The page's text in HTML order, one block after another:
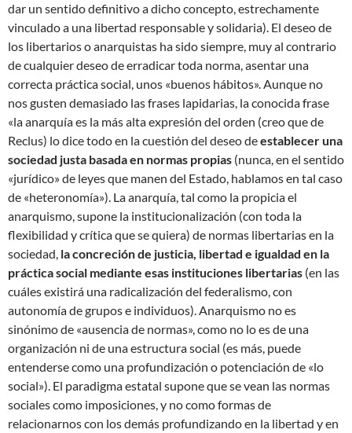
dar un sentido definitivo a dicho concepto, estrechamente
vinculado a una libertad responsable y solidaria). El deseo de
los libertarios o anarquistas ha sido siempre, muy al contrario
de cualquier deseo de erradicar toda norma, asentar una
correcta práctica social, unos «buenos hábitos». Aunque no
nos gusten demasiado las frases lapidarias, la conocida frase
«la anarquía es la más alta expresión del orden (creo que de
Reclus) lo dice todo en la cuestión del deseo deestablecer una
sociedad justa basada en normas propias (nunca, en el sentido
«jurídico» de leyes que manen del Estado, hablamos en tal caso
de «heteronomía»). La anarquía, tal como la propicia el
anarquismo, supone la institucionalización (con toda la
flexibilidad y crítica que se quiera) de normas libertarias en la
sociedad, la concreción de justicia, libertad e igualdad en la
práctica social mediante esas instituciones libertarias (en las
cuáles existirá una radicalización del federalismo, con
autonomía de grupos e individuos). Anarquismo no es
sinónimo de «ausencia de normas», como no lo es de una
organización ni de una estructura social (es más, puede
entenderse como una profundización o potenciación de «lo
social»). El paradigma estatal supone que se vean las normas
sociales como imposiciones, y no como formas de
relacionarnos con los demás profundizando en la libertad y en